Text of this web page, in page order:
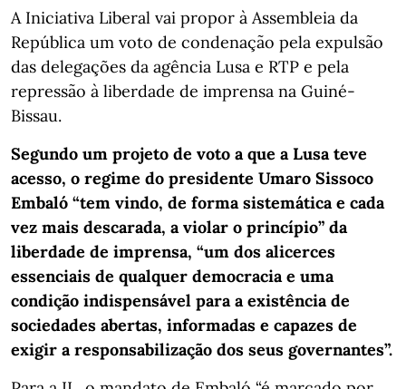
A Iniciativa Liberal vai propor à Assembleia da
República um voto de condenação pela expulsão
das delegações da agência Lusa e RTP e pela
repressão à liberdade de imprensa na Guiné-
Bissau.
Segundo um projeto de voto a que a Lusa teve
acesso, o regime do presidente Umaro Sissoco
Embaló “tem vindo, de forma sistemática e cada
vez mais descarada, a violar o princípio” da
liberdade de imprensa, “um dos alicerces
essenciais de qualquer democracia e uma
condição indispensável para a existência de
sociedades abertas, informadas e capazes de
exigir a responsabilização dos seus governantes”.